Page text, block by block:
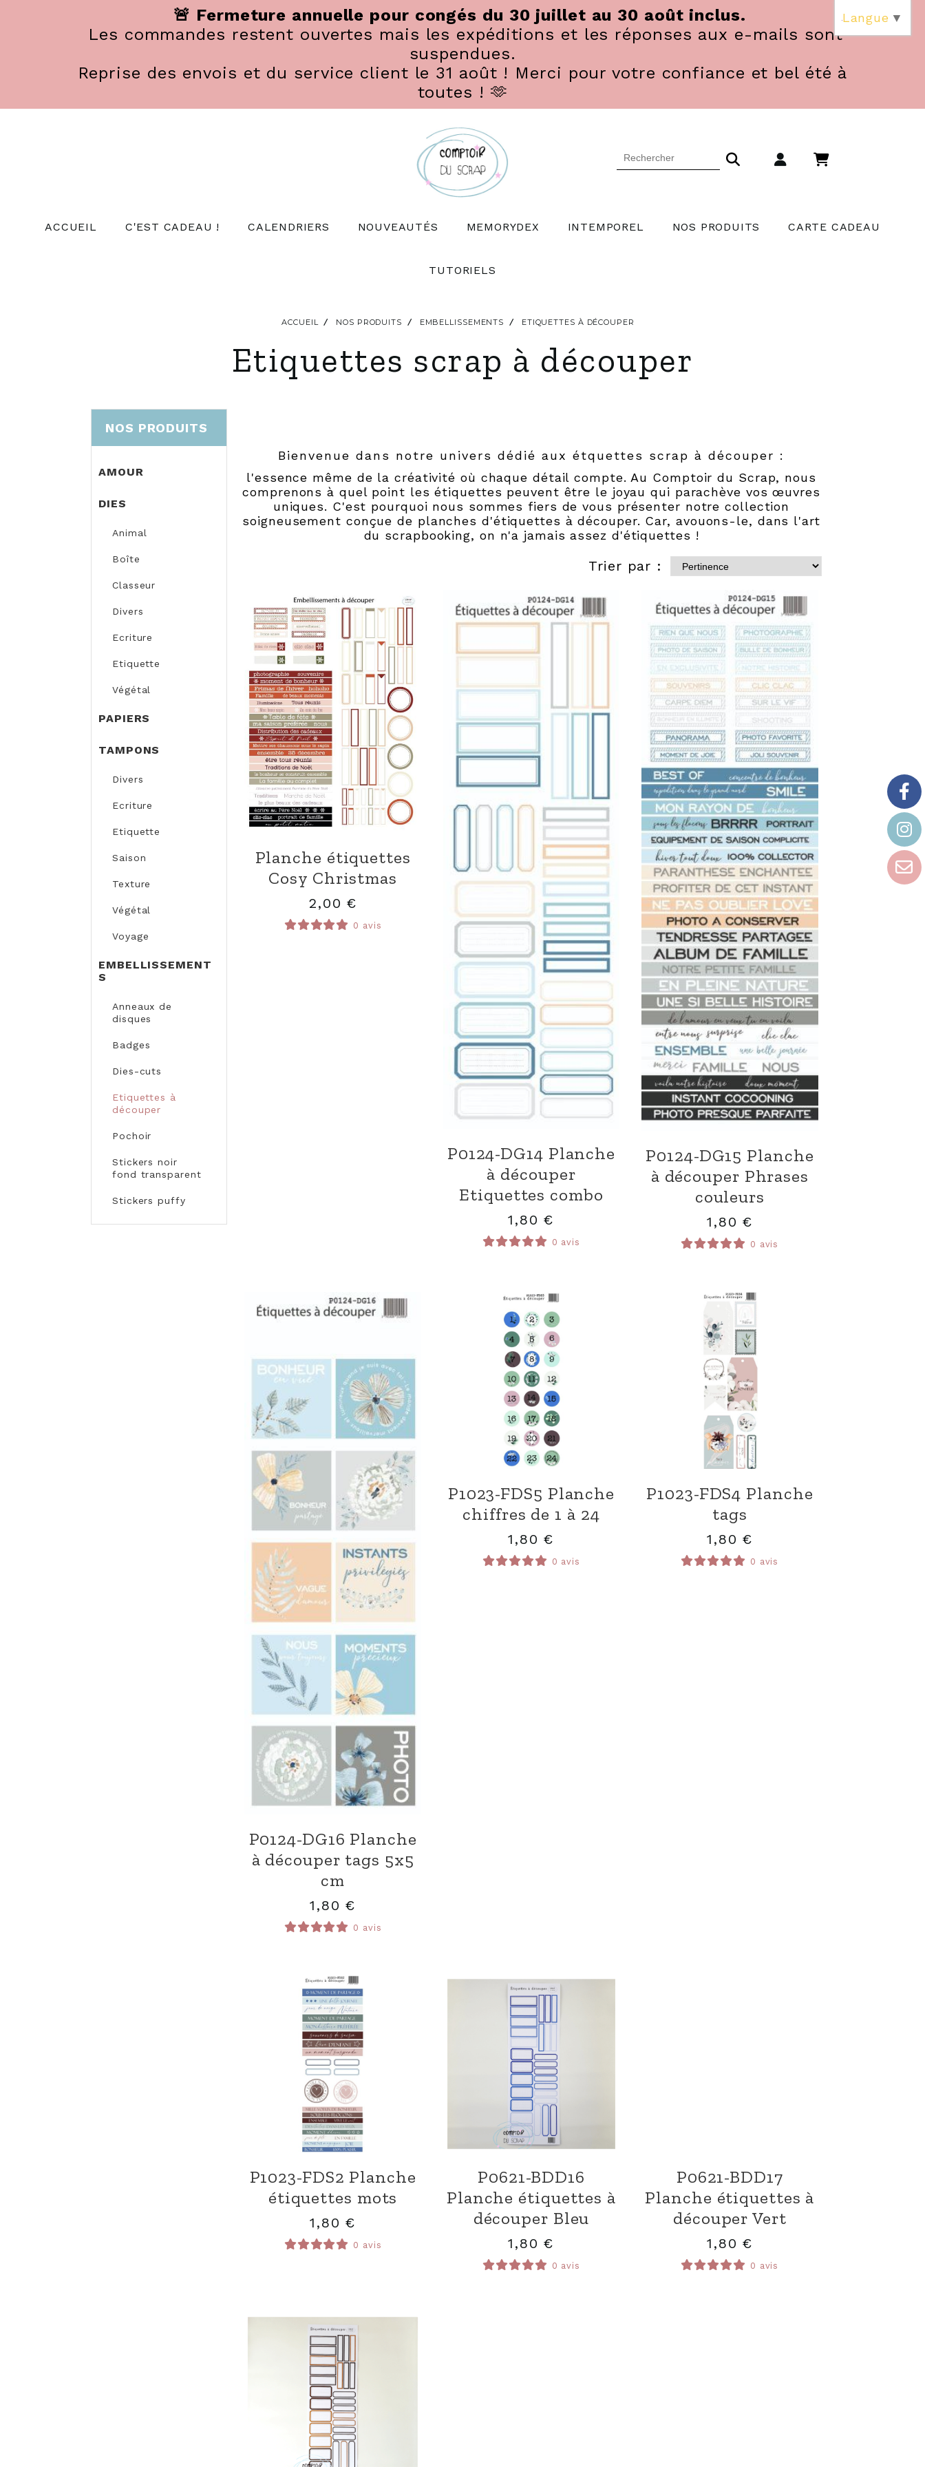
🚨 Fermeture annuelle pour congés du 30 juillet au 30 août inclus.
Les commandes restent ouvertes mais les expéditions et les réponses aux e-mails sont
suspendues.
Reprise des envois et du service client le 31 août ! Merci pour votre confiance et bel été à
toutes ! 🫶
ACCUEIL C'EST CADEAU ! CALENDRIERS NOUVEAUTÉS MEMORYDEX INTEMPOREL NOS PRODUITS CARTE CADEAU
TUTORIELS
NOS PRODUITS
AMOUR
DIES
Animal
Boîte
Classeur
Divers
Ecriture
Etiquette
Végétal
PAPIERS
TAMPONS
Divers
Ecriture
Etiquette
Saison
Texture
Végétal
Voyage
EMBELLISSEMENT
S
Anneaux de
disques
Badges
Dies-cuts
Etiquettes à
découper
Pochoir
Stickers noir
fond transparent
Stickers puffy
ACCUEIL NOS PRODUITS EMBELLISSEMENTS ETIQUETTES À DÉCOUPER
Etiquettes scrap à découper
Bienvenue dans notre univers dédié aux étquettes scrap à découper :
l'essence même de la créativité où chaque détail compte. Au Comptoir du Scrap, nous
comprenons à quel point les étiquettes peuvent être le joyau qui parachève vos œuvres
uniques. C'est pourquoi nous sommes fiers de vous présenter notre collection
soigneusement conçue de planches d'étiquettes à découper. Car, avouons-le, dans l'art
du scrapbooking, on n'a jamais assez d'étiquettes !
Trier par :
Planche étiquettes
Cosy Christmas
2,00 €
0 avis
P0124-DG14 Planche
à découper
Etiquettes combo
1,80 €
0 avis
P0124-DG15 Planche
à découper Phrases
couleurs
1,80 €
0 avis
P0124-DG16 Planche
à découper tags 5x5
cm
1,80 €
0 avis
P1023-FDS5 Planche
chiffres de 1 à 24
1,80 €
0 avis
P1023-FDS4 Planche
tags
1,80 €
0 avis
P1023-FDS2 Planche
étiquettes mots
1,80 €
0 avis
P0621-BDD16
Planche étiquettes à
découper Bleu
1,80 €
0 avis
P0621-BDD17
Planche étiquettes à
découper Vert
1,80 €
0 avis
Langue ▼